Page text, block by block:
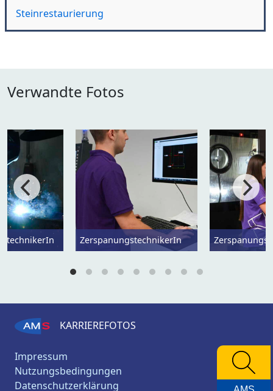
Steinrestaurierung
Verwandte Fotos
ZerspanungstechnikerIn
KARRIEREFOTOS
Impressum
Nutzungsbedingungen
Datenschutzerklärung